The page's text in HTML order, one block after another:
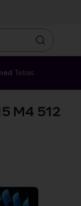
Otsin
Telias
M4 512